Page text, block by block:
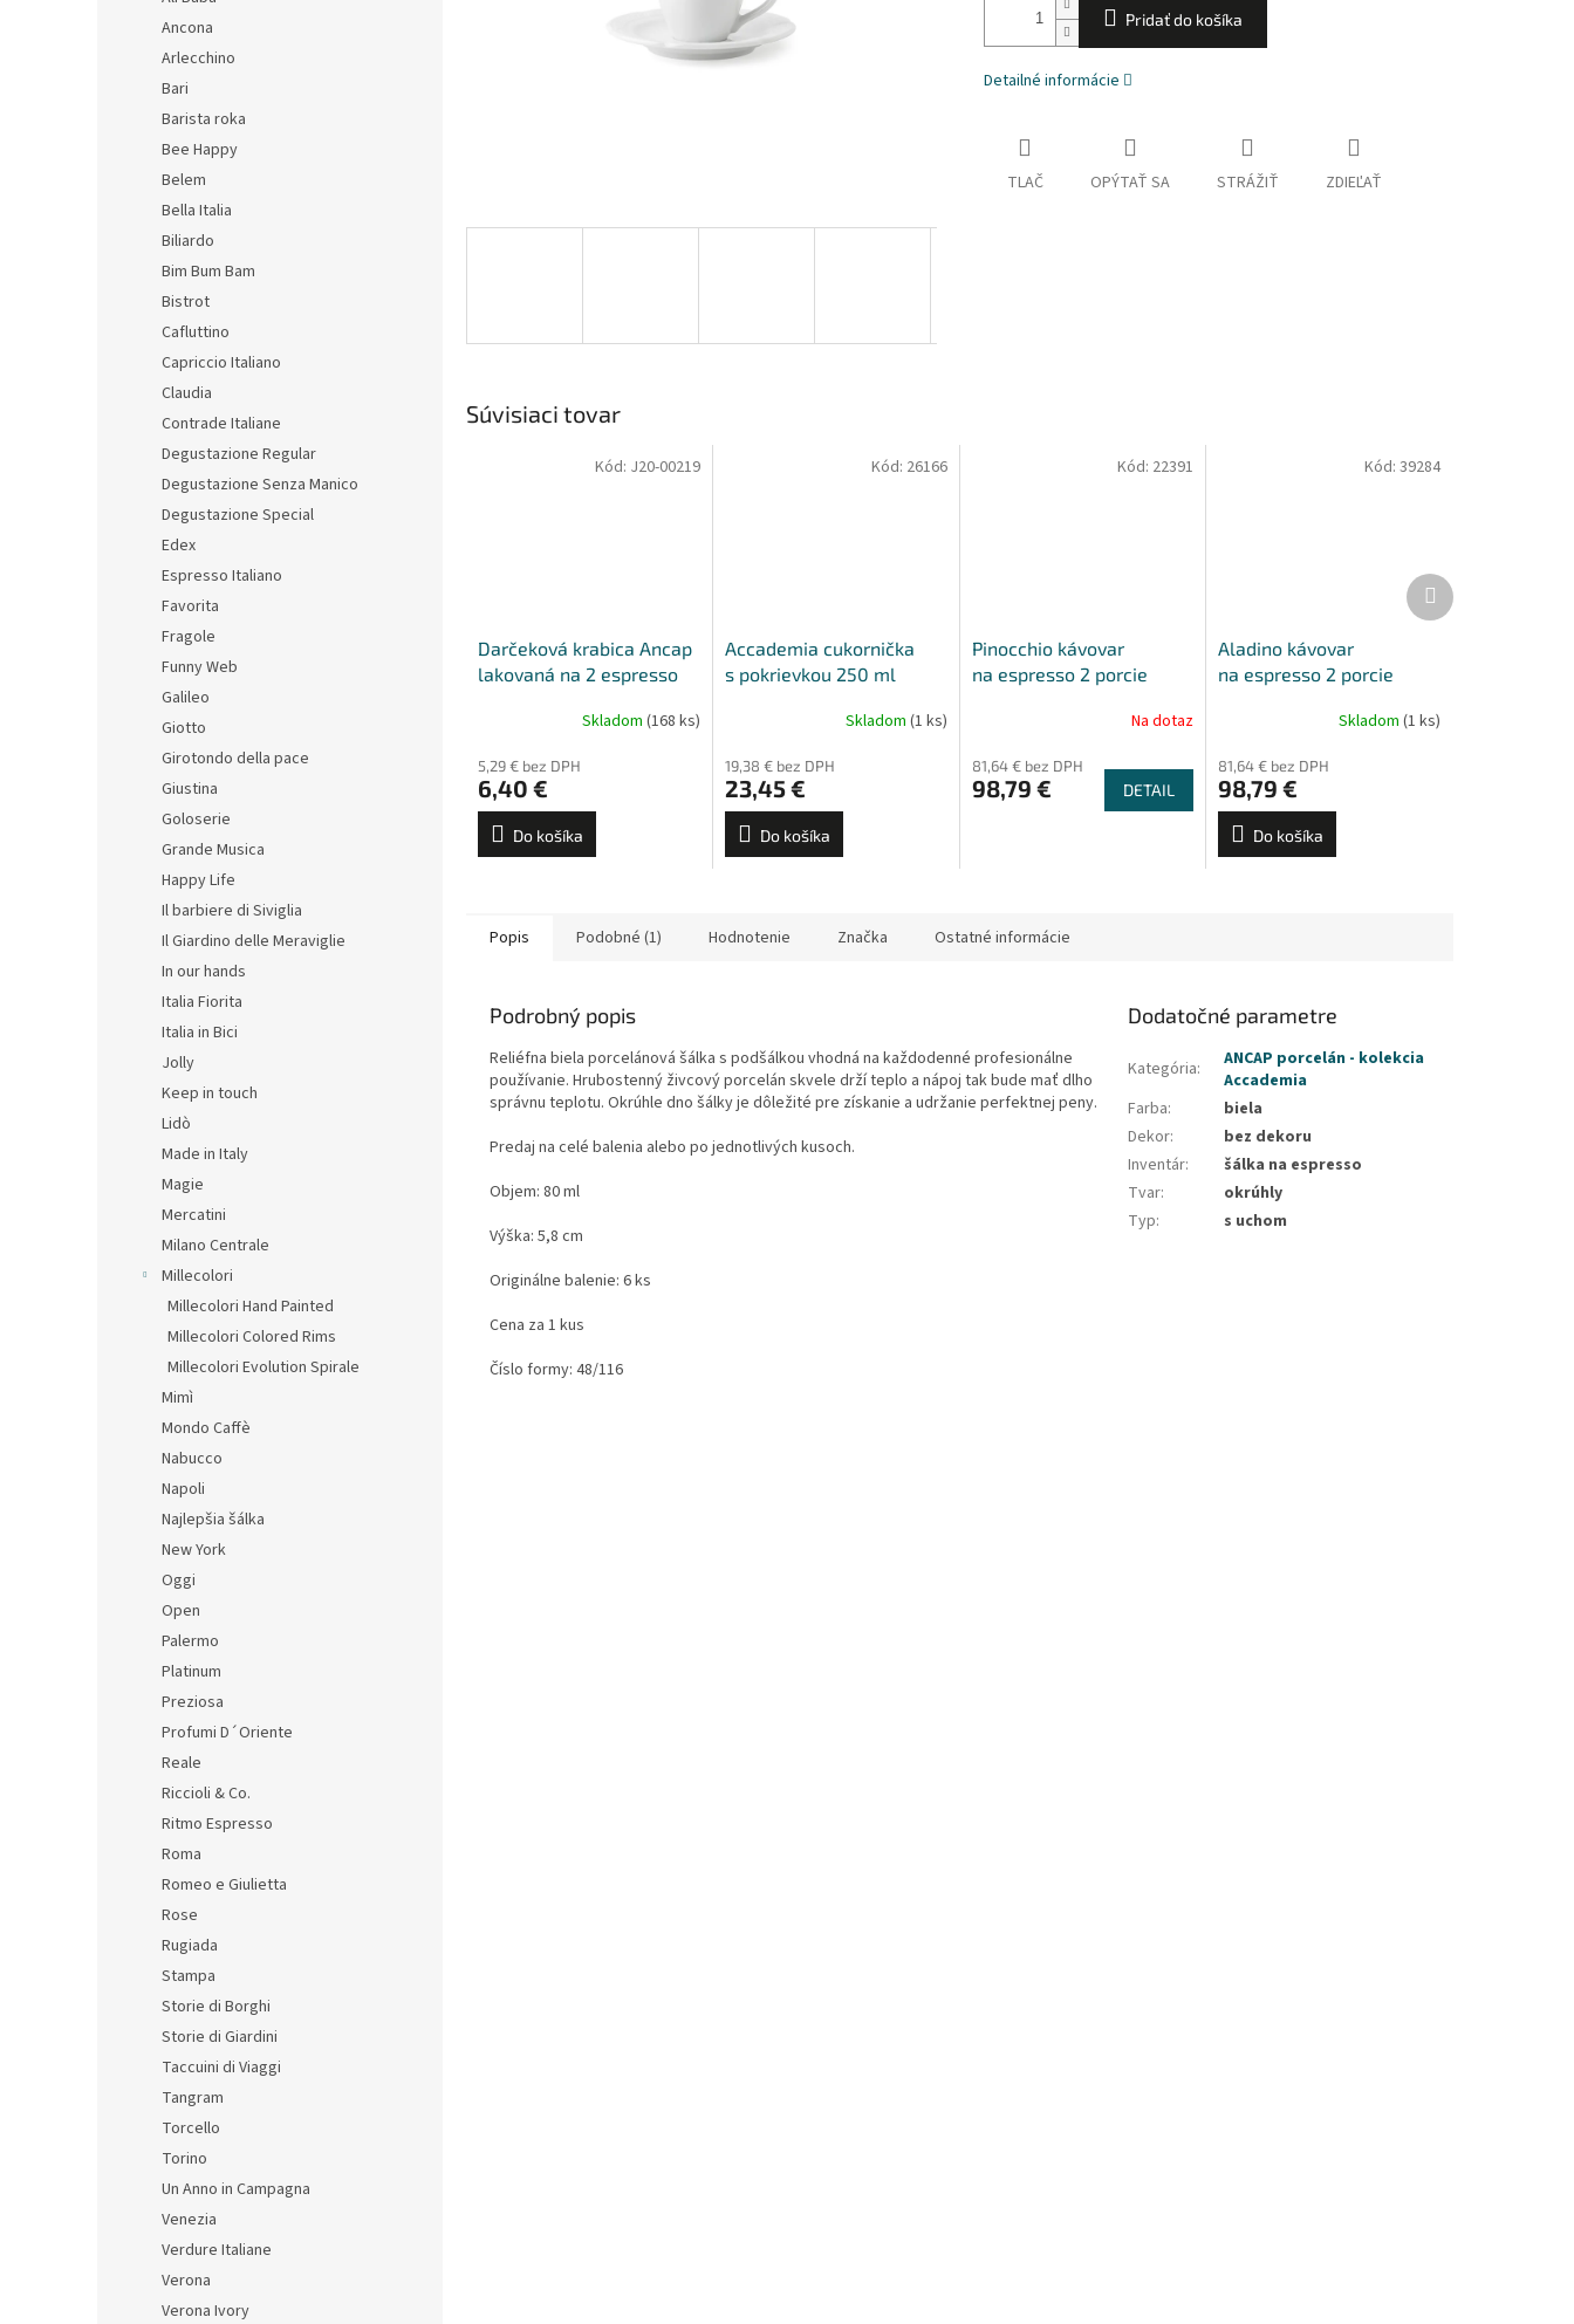
Ancona
Arlecchino
Bari
Barista roka
Bee Happy
Belem
Bella Italia
Biliardo
Bim Bum Bam
Bistrot
Cafluttino
Capriccio Italiano
Claudia
Contrade Italiane
Degustazione Regular
Degustazione Senza Manico
Degustazione Special
Edex
Espresso Italiano
Favorita
Fragole
Funny Web
Galileo
Giotto
Girotondo della pace
Giustina
Goloserie
Grande Musica
Happy Life
Il barbiere di Siviglia
Il Giardino delle Meraviglie
In our hands
Italia Fiorita
Italia in Bici
Jolly
Keep in touch
Lidò
Made in Italy
Magie
Mercatini
Milano Centrale
Millecolori
Millecolori Hand Painted
Millecolori Colored Rims
Millecolori Evolution Spirale
Mimì
Mondo Caffè
Nabucco
Napoli
Najlepšia šálka
New York
Oggi
Open
Palermo
Platinum
Preziosa
Profumi D´Oriente
Reale
Riccioli & Co.
Ritmo Espresso
Roma
Romeo e Giulietta
Rose
Rugiada
Stampa
Storie di Borghi
Storie di Giardini
Taccuini di Viaggi
Tangram
Torcello
Torino
Un Anno in Campagna
Venezia
Verdure Italiane
Verona
Verona Ivory
Pridať do košíka
Detailné informácie
TLAČ OPÝTAŤ SA STRÁŽIŤ ZDIEĽAŤ
Súvisiaci tovar
Darčeková krabica Ancap
lakovaná na 2 espresso
Skladom (168 ks)
5,29 € bez DPH
6,40 €
Do košíka
Kód: J20-00219
Accademia cukornička
s pokrievkou 250 ml
Skladom (1 ks)
19,38 € bez DPH
23,45 €
Do košíka
Kód: 26166
Pinocchio kávovar
na espresso 2 porcie
Na dotaz
81,64 € bez DPH
98,79 € DETAIL
Kód: 22391
Aladino kávovar
na espresso 2 porcie
Skladom (1 ks)
81,64 € bez DPH
98,79 €
Do košíka
Kód: 39284
Ďalší
produkt
Popis Podobné (1) Hodnotenie Značka Ostatné informácie
Podrobný popis
Reliéfna biela porcelánová šálka s podšálkou vhodná na každodenné profesionálne
používanie. Hrubostenný živcový porcelán skvele drží teplo a nápoj tak bude mať dlho
správnu teplotu. Okrúhle dno šálky je dôležité pre získanie a udržanie perfektnej peny.
Predaj na celé balenia alebo po jednotlivých kusoch.
Objem: 80 ml
Výška: 5,8 cm
Originálne balenie: 6 ks
Cena za 1 kus
Číslo formy: 48/116
Dodatočné parametre
Kategória:
ANCAP porcelán - kolekcia
Accademia
Farba:
biela
Dekor:
bez dekoru
Inventár:
šálka na espresso
Tvar:
okrúhly
Typ: s uchom